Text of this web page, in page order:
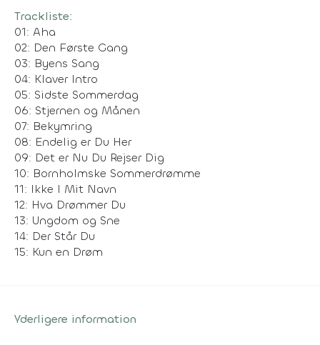
Trackliste:
01: Aha
02: Den Første Gang
03: Byens Sang
04: Klaver Intro
05: Sidste Sommerdag
06: Stjernen og Månen
07: Bekymring
08: Endelig er Du Her
09: Det er Nu Du Rejser Dig
10: Bornholmske Sommerdrømme
11: Ikke I Mit Navn
12: Hva Drømmer Du
13: Ungdom og Sne
14: Der Står Du
15: Kun en Drøm
Yderligere information